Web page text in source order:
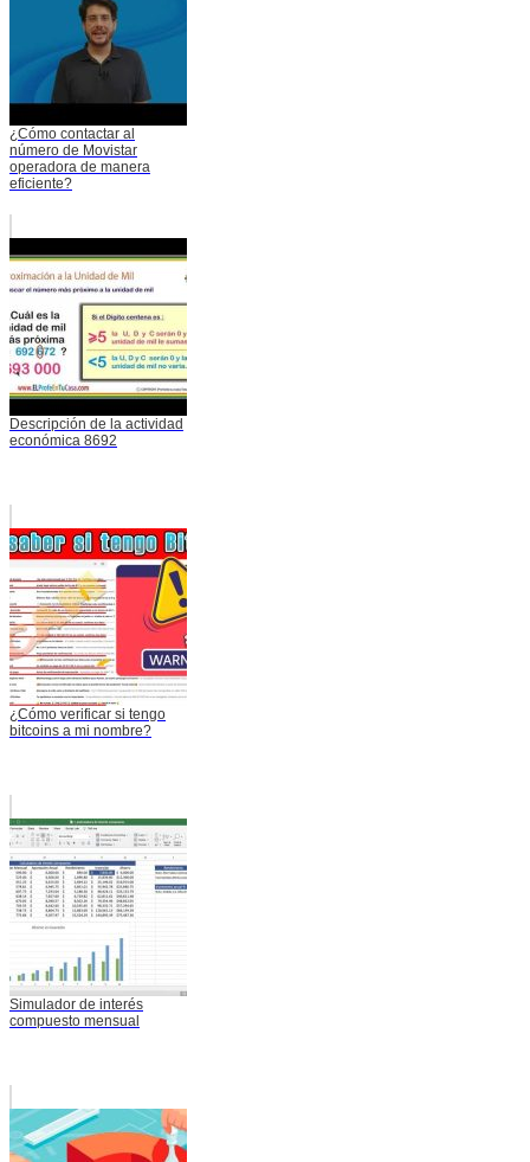
¿Cómo contactar al
número de Movistar
operadora de manera
eficiente?
Descripción de la actividad
económica 8692
¿Cómo verificar si tengo
bitcoins a mi nombre?
Simulador de interés
compuesto mensual